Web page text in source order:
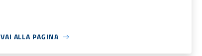
VAI ALLA PAGINA